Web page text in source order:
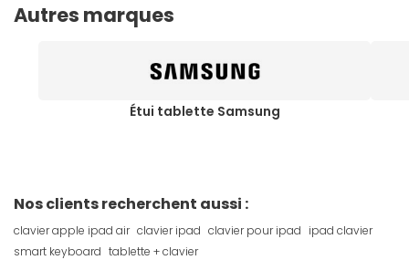
Autres marques
Étui tablette Samsung
Nos clients recherchent aussi :
clavier apple ipad air clavier ipad clavier pour ipad ipad clavier
smart keyboard tablette + clavier